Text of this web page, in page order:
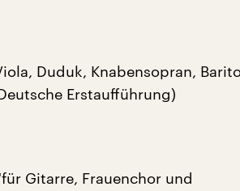
Duduk, Knabensopran,
Erstaufführung)
Gitarre, Frauenchor und